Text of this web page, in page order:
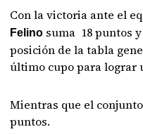
Con la victoria ante el
Felino suma 18 puntos
posición de la tabla
último cupo para lograr
Mientras que el
puntos.